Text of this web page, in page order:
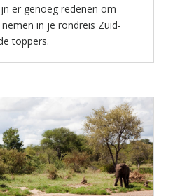
er genoeg redenen om
in je rondreis Zuid-
de toppers.